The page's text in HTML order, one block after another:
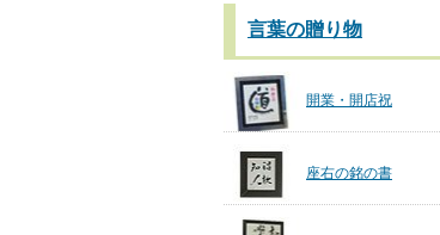
言葉の贈り物
開業・開店祝
座右の銘の書